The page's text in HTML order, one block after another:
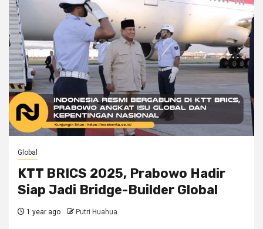
Global
KTT BRICS 2025, Prabowo Hadir
Siap Jadi Bridge-Builder Global
1 year ago Putri Huahua